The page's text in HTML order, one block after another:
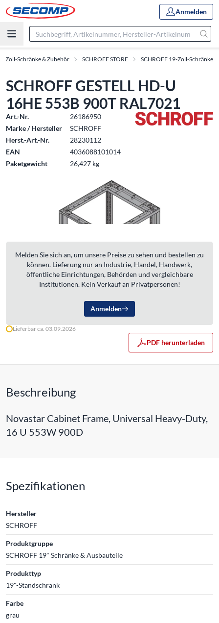
Anmelden
Zoll-Schränke & Zubehör SCHROFF STORE SCHROFF 19-Zoll-Schränke
SCHROFF GESTELL HD-U
16HE 553B 900T RAL7021
Art.-Nr.
26186950
Marke / Hersteller
SCHROFF
Herst.-Art.-Nr.
28230112
EAN
4036088101014
Paketgewicht
26,427 kg
Melden Sie sich an, um unsere Preise zu sehen und bestellen zu
können. Lieferung nur an Industrie, Handel, Handwerk,
öffentliche Einrichtungen, Behörden und vergleichbare
Institutionen. Kein Verkauf an Privatpersonen!
Anmelden
Lieferbar ca. 03.09.2026
PDF herunterladen
Beschreibung
Novastar Cabinet Frame, Universal Heavy-Duty,
16 U 553W 900D
Spezifikationen
Hersteller
SCHROFF
Produktgruppe
SCHROFF 19" Schränke & Ausbauteile
Produkttyp
19"-Standschrank
Farbe
grau